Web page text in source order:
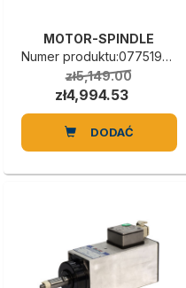
MOTOR-SPINDLE
Numer produktu:0775190026A
zł5,149.00
zł4,994.53
DODAĆ